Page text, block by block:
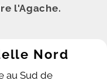
l'Agache.
Nord
au Sud de